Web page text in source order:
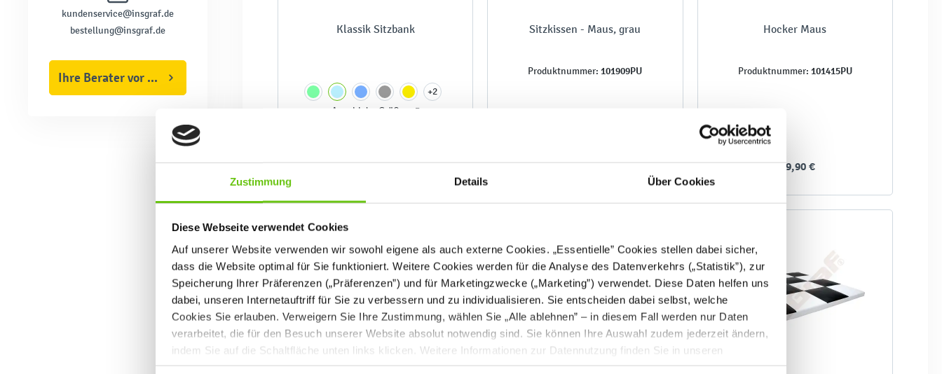
Zustimmung Details Über Cookies
Diese Webseite verwendet Cookies
Auf unserer Website verwenden wir sowohl eigene als auch externe Cookies. „Essentielle” Cookies stellen dabei sicher,
dass die Website optimal für Sie funktioniert. Weitere Cookies werden für die Analyse des Datenverkehrs („Statistik”), zur
Speicherung Ihrer Präferenzen („Präferenzen”) und für Marketingzwecke („Marketing”) verwendet. Diese Daten helfen uns
dabei, unseren Internetauftriff für Sie zu verbessern und zu individualisieren. Sie entscheiden dabei selbst, welche
Cookies Sie erlauben. Verweigern Sie Ihre Zustimmung, wählen Sie „Alle ablehnen” – in diesem Fall werden nur Daten
verarbeitet, die für den Besuch unserer Website absolut notwendig sind. Sie können Ihre Auswahl zudem jederzeit ändern,
indem Sie auf die Schaltfläche unten links klicken. Weitere Informationen zur Datennutzung finden Sie in unseren
Datenschutzrichtlinien.
kundenservice@insgraf.de
bestellung@insgraf.de
Ihre Berater vor Ort
Klassik Sitzbank
+2
Anzahl der Größen: 3
136,90 € - 309,90 €
Sitzkissen - Maus, grau
Produktnummer: 101909PU
73,90 €
Hocker Maus
Produktnummer: 101415PU
159,90 €